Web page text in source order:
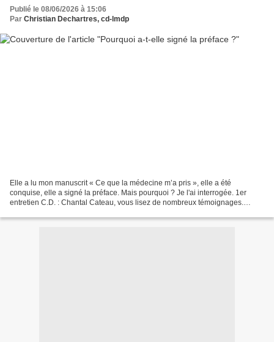
Publié le 08/06/2026 à 15:06
Par Christian Dechartres, cd-lmdp
Elle a lu mon manuscrit « Ce que la médecine m’a pris », elle a été
conquise, elle a signé la préface. Mais pourquoi ? Je l'ai interrogée. 1er
entretien C.D. : Chantal Cateau, vous lisez de nombreux témoignages.